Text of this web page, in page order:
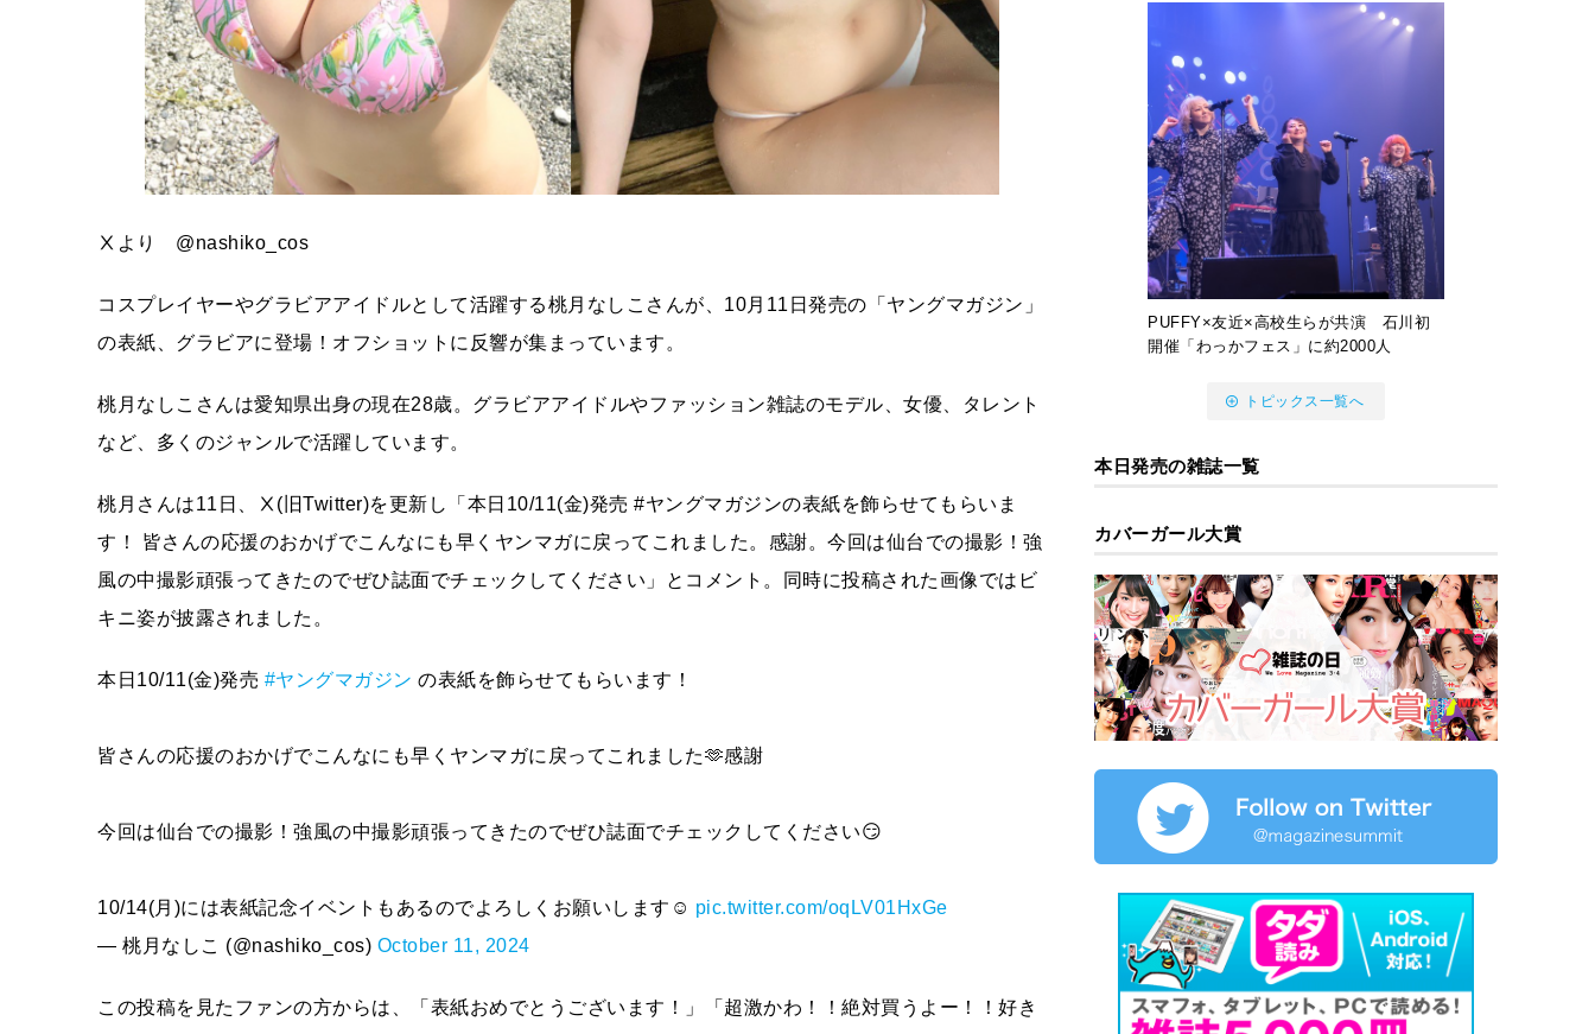
Ⅹより @nashiko_cos
コスプレイヤーやグラビアアイドルとして活躍する桃月なしこさんが、10月11日発売の「ヤングマガジン」
の表紙、グラビアに登場！オフショットに反響が集まっています。
桃月なしこさんは愛知県出身の現在28歳。グラビアアイドルやファッション雑誌のモデル、女優、タレント
など、多くのジャンルで活躍しています。
桃月さんは11日、Ⅹ(旧Twitter)を更新し「本日10/11(金)発売 #ヤングマガジンの表紙を飾らせてもらいま
す！ 皆さんの応援のおかげでこんなにも早くヤンマガに戻ってこれました。感謝。今回は仙台での撮影！強
風の中撮影頑張ってきたのでぜひ誌面でチェックしてください」とコメント。同時に投稿された画像ではビ
キニ姿が披露されました。
本日10/11(金)発売 #ヤングマガジン の表紙を飾らせてもらいます！
皆さんの応援のおかげでこんなにも早くヤンマガに戻ってこれました🫶感謝
今回は仙台での撮影！強風の中撮影頑張ってきたのでぜひ誌面でチェックしてください😏
10/14(月)には表紙記念イベントもあるのでよろしくお願いします☺️ pic.twitter.com/oqLV01HxGe
— 桃月なしこ (@nashiko_cos) October 11, 2024
この投稿を見たファンの方からは、「表紙おめでとうございます！」「超激かわ！！絶対買うよー！！好き
PUFFY×友近×高校生らが共演 石川初
開催「わっかフェス」に約2000人
トピックス一覧へ
本日発売の雑誌一覧
カバーガール大賞